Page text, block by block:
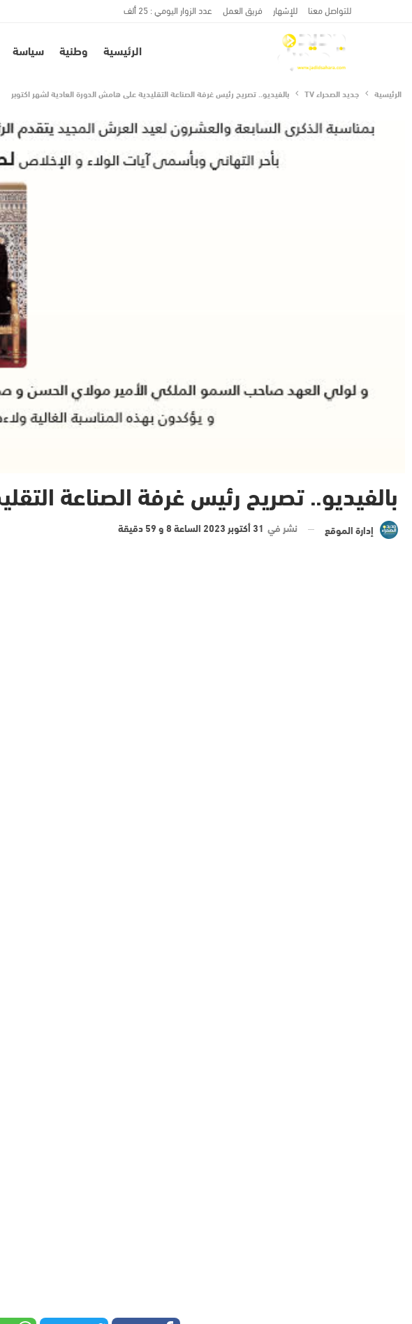
للتواصل معنا للإشهار فريق العمل عدد الزوار اليومي : 25 ألف
الرئيسية وطنية سياسة
الرئيسية جديد الصحراء TV بالفيديو.. تصريح رئيس غرفة الصناعة التقليدية على هامش الدورة العادية لشهر اكتوبر
بالفيديو.. تصريح رئيس غرفة الصناعة
إدارة الموقع نشر في 31 أكتوبر 2023 الساعة 8 و 59 دقيقة